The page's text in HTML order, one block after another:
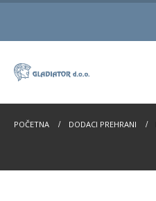
POČETNA DODACI PREHRANI